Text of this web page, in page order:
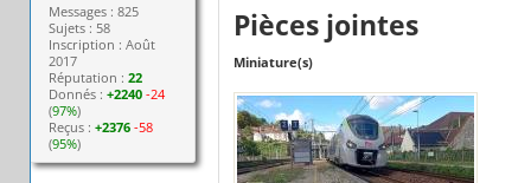
Messages : 825
Sujets : 58
Inscription : Août
2017
Réputation :22
Donnés :+2240 -24
(97%)
Reçus :+2376 -58
(95%)
Pièces jointes
Miniature(s)